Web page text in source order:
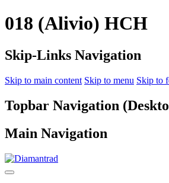
018 (Alivio) HCH
Skip-Links Navigation
Skip to main content Skip to menu Skip to
Topbar Navigation
Main Navigation